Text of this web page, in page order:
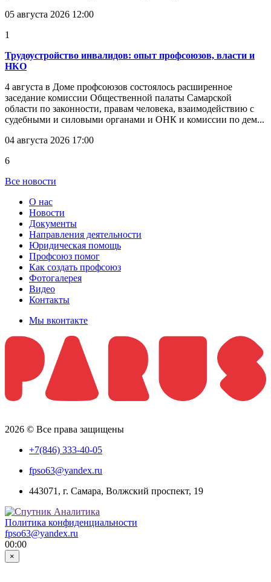
05 августа 2026 12:00
1
Трудоустройство инвалидов: опыт профсоюзов, власти и
НКО
4 августа в Доме профсоюзов состоялось расширенное
заседание комиссии Общественной палаты Самарской
области по законности, правам человека, взаимодействию с
судебными и силовыми органами и ОНК и комиссии по дем...
04 августа 2026 17:00
6
Все новости
О нас
Новости
Документы
Направления деятельности
Юридическая помощь
Профсоюз помог
Как создать профсоюз
Фотогалерея
Видео
Контакты
Мы вконтакте
2026 © Все права защищены
+7(846) 333-40-05
fpso63@yandex.ru
443071, г. Самара, Волжский проспект, 19
Политика конфиденциальности
fpso63@yandex.ru
00:00
×